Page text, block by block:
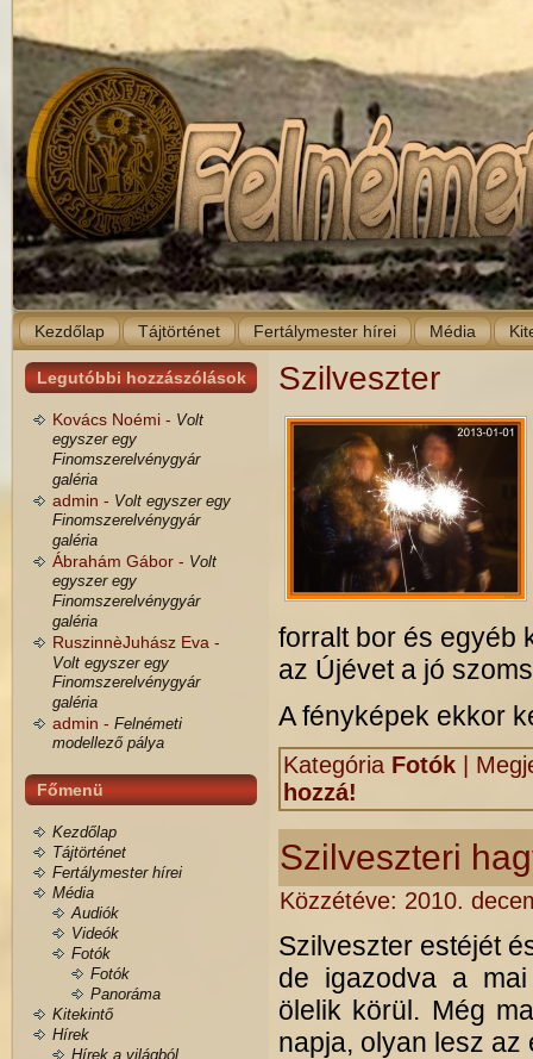
Kezdőlap Tájtörténet Fertálymester hírei Média
Legutóbbi hozzászólások
Kovács Noémi - Volt
egyszer egy
Finomszerelvénygyár
galéria
admin - Volt egyszer egy
Finomszerelvénygyár
galéria
Ábrahám Gábor - Volt
egyszer egy
Finomszerelvénygyár
galéria
RuszinnèJuhász Eva -
Volt egyszer egy
Finomszerelvénygyár
galéria
admin - Felnémeti
modellező pálya
Főmenü
Kezdőlap
Tájtörténet
Fertálymester hírei
Média
Audiók
Videók
Fotók
Fotók
Panoráma
Kitekintő
Hírek
Hírek a világból
Szilveszter
forralt bor és egyéb
az Újévet a jó
A fényképek ekkor
Kategória Fotók
hozzá!
Szilveszteri
Közzétéve: 2010.
Szilveszter estéjét
de igazodva a
ölelik körül. Még
napja, olyan lesz az